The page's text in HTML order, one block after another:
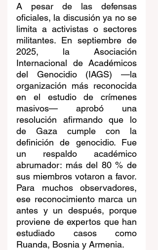
A pesar de las defensas
oficiales, la discusión ya no se
limita a activistas o sectores
militantes. En septiembre de
2025, la Asociación
Internacional de Académicos
del Genocidio (IAGS) —la
organización más reconocida
en el estudio de crímenes
masivos— aprobó una
resolución afirmando que lo
de Gaza cumple con la
definición de genocidio. Fue
un respaldo académico
abrumador: más del 80 % de
sus miembros votaron a favor.
Para muchos observadores,
ese reconocimiento marca un
antes y un después, porque
proviene de expertos que han
estudiado casos como
Ruanda, Bosnia y Armenia.